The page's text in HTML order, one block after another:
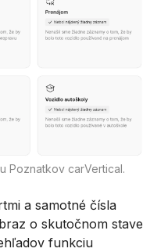
Poznatkov carVertical.
a samotné čísla
o skutočnom stave
funkciu